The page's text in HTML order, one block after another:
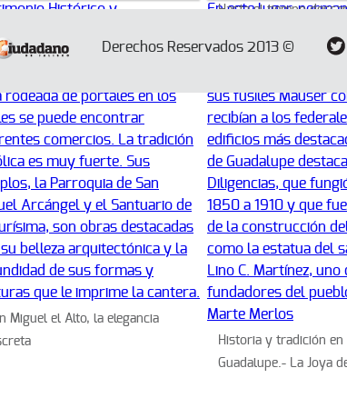
Miguel el Alto, la elegancia
Historia y tradición en
Guadalupe.- La Joya
Hasta el tiempo
Derechos Reservados 2013 ©